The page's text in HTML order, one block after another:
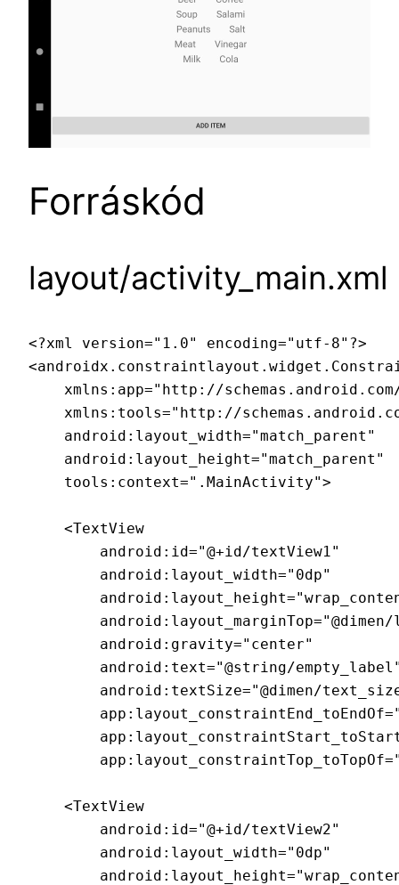
Forráskód
layout/activity_main.xml
<?xml version="1.0" encoding="utf-8"?>
xmlns:app="http://
xmlns:tools="http://
    android:layout_width="match_parent"
    android:layout_height="match_parent"
    tools:context=".MainActivity">
    <TextView
        android:id="@+id/textView1"
        android:layout_width="0dp"
        android:gravity="center"
android:text="@string/
android:textSize="@dimen/
    <TextView
        android:id="@+id/textView2"
        android:layout_width="0dp"